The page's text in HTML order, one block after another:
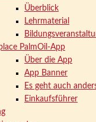
Überblick
Lehrmaterial
PalmOil-App
Über die App
App Banner
Es geht auch
Einkaufsführer